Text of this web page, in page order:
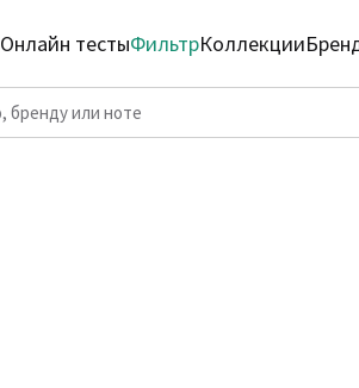
Онлайн тестыФильтрКоллекции